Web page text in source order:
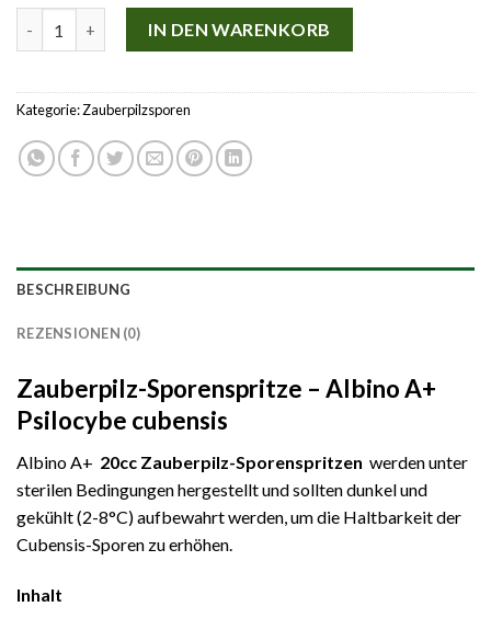
IN DEN WARENKORB
Kategorie:Zauberpilzsporen
BESCHREIBUNG
REZENSIONEN (0)
Zauberpilz-Sporenspritze – Albino A+
Psilocybe cubensis
Albino A+ 20cc Zauberpilz-Sporenspritzen werden unter
sterilen Bedingungen hergestellt und sollten dunkel und
gekühlt (2-8°C) aufbewahrt werden, um die Haltbarkeit der
Cubensis-Sporen zu erhöhen.
Inhalt